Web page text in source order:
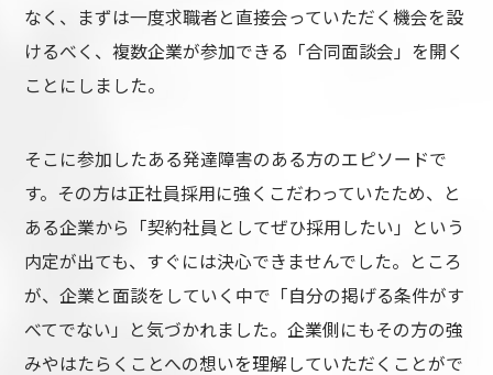
なく、まずは一度求職者と直接会っていただく機会を設
けるべく、複数企業が参加できる「合同面談会」を開く
ことにしました。
そこに参加したある発達障害のある方のエピソードで
す。その方は正社員採用に強くこだわっていたため、と
ある企業から「契約社員としてぜひ採用したい」という
内定が出ても、すぐには決心できませんでした。ところ
が、企業と面談をしていく中で「自分の掲げる条件がす
べてでない」と気づかれました。企業側にもその方の強
みやはたらくことへの想いを理解していただくことがで